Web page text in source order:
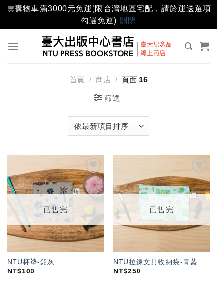
購物車滿3000元免運(限台灣地區宅配，請於運送選項
勾選免運) 關閉
首頁 / 商店 / 頁面 16
篩選
加入
「願
望輕
已售完
NTU杯墊-鉛灰
NT$100
加入
「願
望輕
單」
已售完
NTU拉鍊文具收納袋-青藍
NT$250